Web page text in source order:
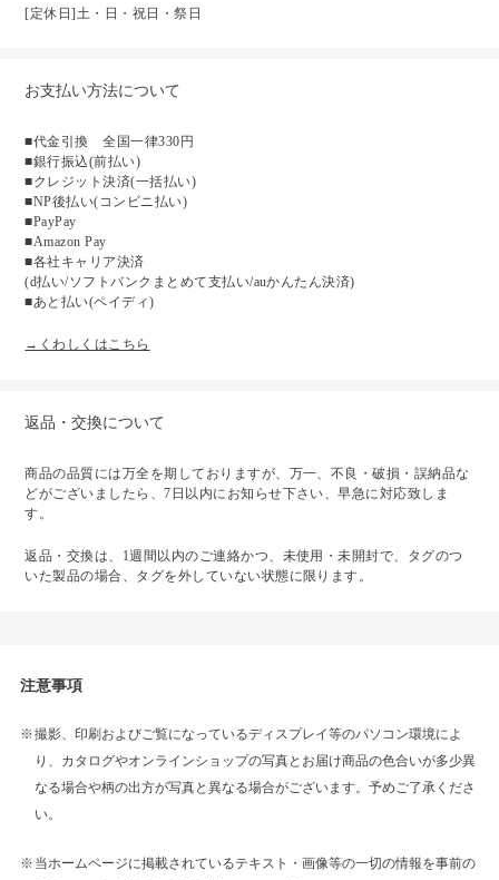
[定休日]土・日・祝日・祭日
お支払い方法について
■代金引換 全国一律330円
■銀行振込(前払い)
■クレジット決済(一括払い)
■NP後払い(コンビニ払い)
■PayPay
■Amazon Pay
■各社キャリア決済
(d払い/ソフトバンクまとめて支払い/auかんたん決済)
■あと払い(ペイディ)
→くわしくはこちら
返品・交換について
商品の品質には万全を期しておりますが、万一、不良・破損・誤納品な
どがございましたら、7日以内にお知らせ下さい、早急に対応致しま
す。
返品・交換は、1週間以内のご連絡かつ、未使用・未開封で、タグのつ
いた製品の場合、タグを外していない状態に限ります。
注意事項
撮影、印刷およびご覧になっているディスプレイ等のパソコン環境によ
り、カタログやオンラインショップの写真とお届け商品の色合いが多少異
なる場合や柄の出方が写真と異なる場合がございます。予めご了承くださ
い。
当ホームページに掲載されているテキスト・画像等の一切の情報を事前の